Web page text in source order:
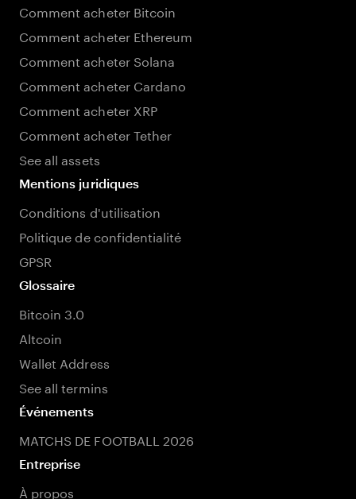
Comment acheter Bitcoin
Comment acheter Ethereum
Comment acheter Solana
Comment acheter Cardano
Comment acheter XRP
Comment acheter Tether
See all assets
Mentions juridiques
Conditions d'utilisation
Politique de confidentialité
GPSR
Glossaire
Bitcoin 3.0
Altcoin
Wallet Address
See all termins
Événements
MATCHS DE FOOTBALL 2026
Entreprise
À propos